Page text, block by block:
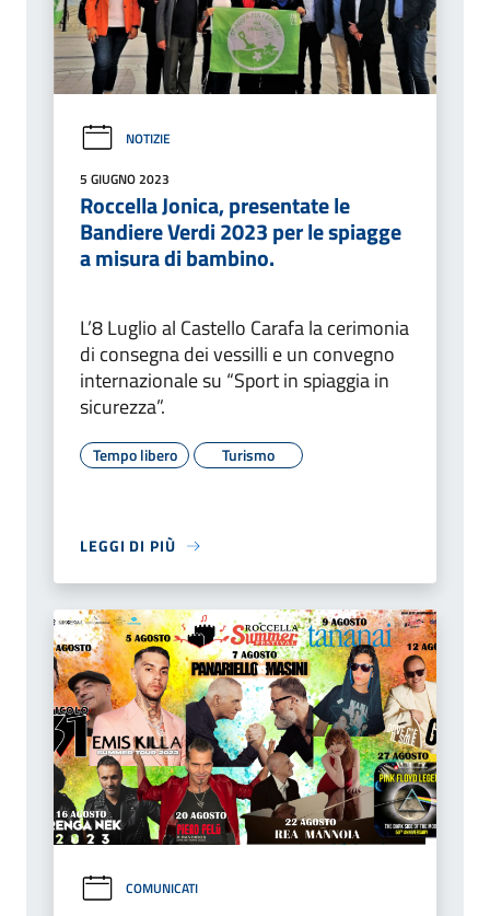
NOTIZIE
5 GIUGNO 2023
Roccella Jonica, presentate le
Bandiere Verdi 2023 per le spiagge
a misura di bambino.
L’8 Luglio al Castello Carafa la cerimonia
di consegna dei vessilli e un convegno
internazionale su “Sport in spiaggia in
sicurezza”.
Tempo libero Turismo
LEGGI DI PIÙ
COMUNICATI